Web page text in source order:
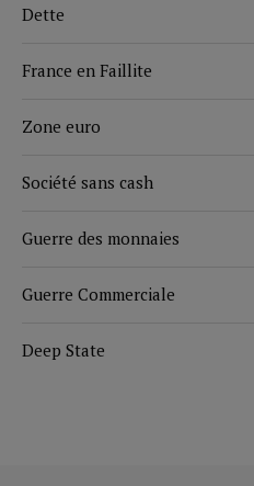
Dette
France en Faillite
Zone euro
Société sans cash
Guerre des monnaies
Guerre Commerciale
Deep State